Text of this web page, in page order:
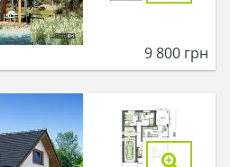
9 800 грн